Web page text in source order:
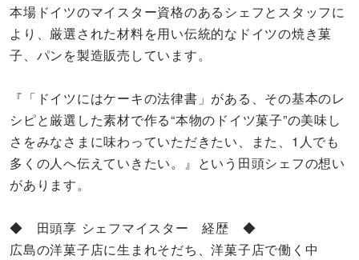
本場ドイツのマイスター資格のあるシェフとスタッフに
より、厳選された材料を用い伝統的なドイツの焼き菓
子、パンを製造販売しています。
『「ドイツにはケーキの法律書」がある、その基本のレ
シピと厳選した素材で作る“本物のドイツ菓子”の美味し
さをみなさまに味わっていただきたい、また、1人でも
多くの人へ伝えていきたい。』という田頭シェフの想い
があります。
◆ 田頭享 シェフマイスター 経歴 ◆
広島の洋菓子店に生まれそだち、洋菓子店で働く中